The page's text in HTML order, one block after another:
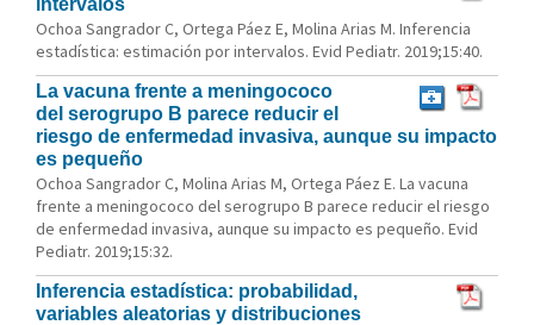
intervalos
Ochoa Sangrador C, Ortega Páez E, Molina Arias M. Inferencia
estadística: estimación por intervalos. Evid Pediatr. 2019;15:40.
La vacuna frente a meningococo
del serogrupo B parece reducir el
riesgo de enfermedad invasiva, aunque su impacto
es pequeño
Ochoa Sangrador C, Molina Arias M, Ortega Páez E. La vacuna
frente a meningococo del serogrupo B parece reducir el riesgo
de enfermedad invasiva, aunque su impacto es pequeño. Evid
Pediatr. 2019;15:32.
Inferencia estadística: probabilidad,
variables aleatorias y distribuciones